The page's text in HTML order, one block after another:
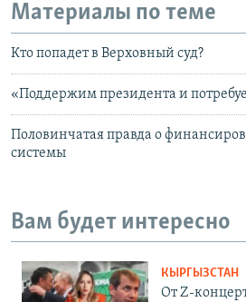
Материалы по теме
Кто попадет в Верховный суд?
«Поддержим президента и
Половинчатая правда о
системы
Вам будет интересно
КЫРГЫЗСТАН
От Z-